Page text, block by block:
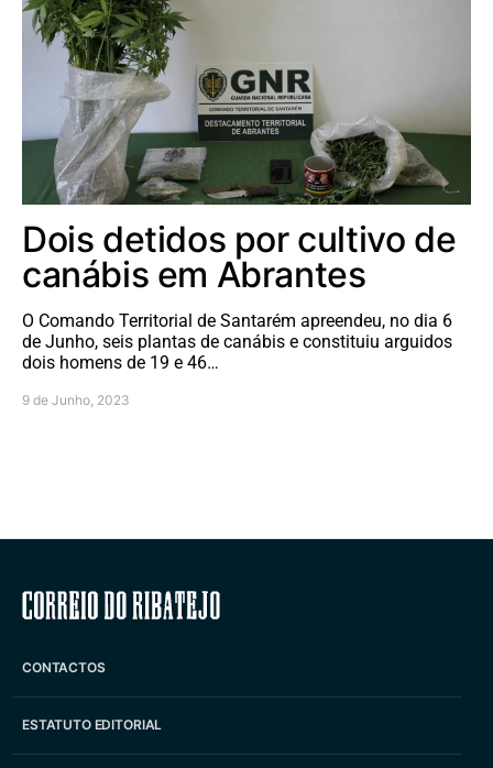
Dois detidos por cultivo de
canábis em Abrantes
O Comando Territorial de Santarém apreendeu, no dia 6
de Junho, seis plantas de canábis e constituiu arguidos
dois homens de 19 e 46…
9 de Junho, 2023
Correio do Ribatejo
CONTACTOS
ESTATUTO EDITORIAL